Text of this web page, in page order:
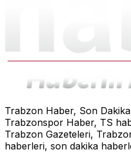
Trabzon Haber, Son
Trabzonspor Haber, TS
Trabzon Gazeteleri,
haberleri, son dakika